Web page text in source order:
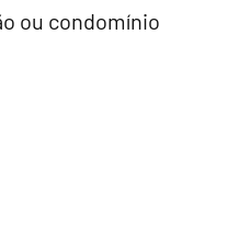
ou condomínio